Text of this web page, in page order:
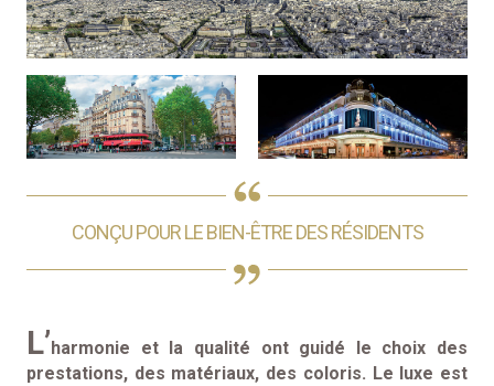
CONÇU POUR LE BIEN-ÊTRE DES RÉSIDENTS
L’harmonie et la qualité ont guidé le choix des
prestations, des matériaux, des coloris. Le luxe est